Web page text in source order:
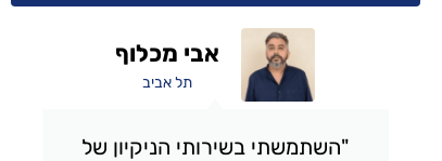
"השתמשתי בשירותי הניקיון של
אבי מכלוף
תל אביב